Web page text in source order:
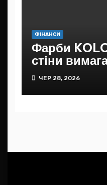
ФІНАНСИ
Фарби
стіни
більшого,
колір
ЧЕР 28, 2026